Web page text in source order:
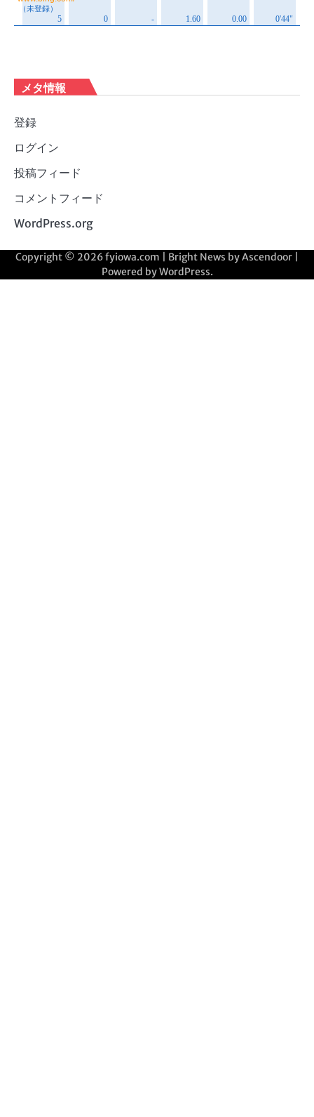
メタ情報
登録
ログイン
投稿フィード
コメントフィード
WordPress.org
Copyright © 2026fyiowa.com | Bright News byAscendoor
Powered byWordPress.